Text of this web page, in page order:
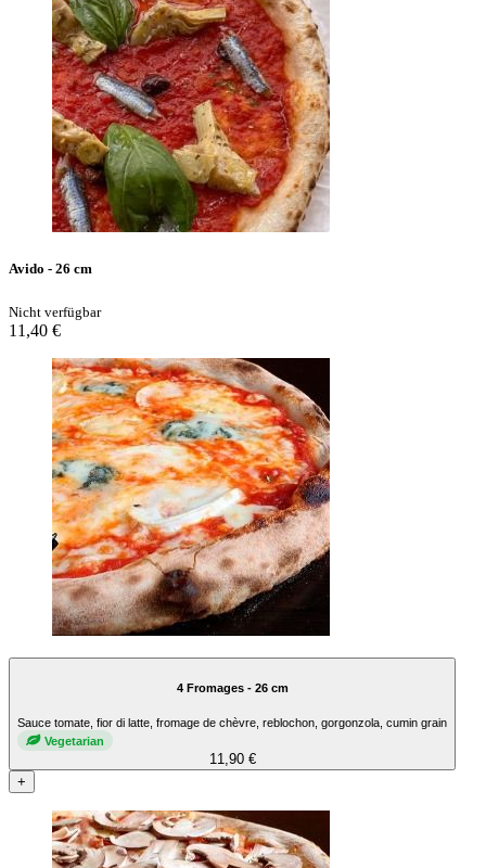
Avido - 26 cm
Nicht verfügbar
11,40 €
4 Fromages - 26 cm
Sauce tomate, fior di latte, fromage de chèvre, reblochon, gorgonzola, cumin grain
Vegetarian
11,90 €
+